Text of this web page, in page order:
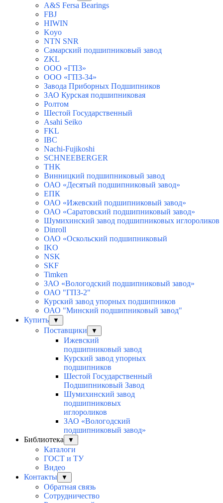
A&S Fersa Bearings
FBJ
HIWIN
Koyo
NTN SNR
Самарский подшипниковый завод
ZKL
ООО «ГПЗ»
ООО «ГПЗ-34»
Завода Приборных Подшипников
ЗАО Курская подшипниковая
Ролтом
Шестой Государственный
Asahi Seiko
FKL
IBC
Nachi-Fujikoshi
SCHNEEBERGER
THK
Винницкий подшипниковый завод
ОАО «Десятый подшипниковый завод»
ЕПК
ОАО «Ижевский подшипниковый завод»
ОАО «Саратовский подшипниковый завод»
Шумихинский завод подшипниковых иглороликов
Dinroll
ОАО «Оскольский подшипниковый
IKO
NSK
SKF
Timken
ЗАО «Вологодский подшипниковый завод»
ОАО "ГПЗ-2"
Курский завод упорных подшипников
ОАО "Минский подшипниковый завод"
Купить
▼
Поставщики ▼
Ижевский
подшипниковый завод
Курский завод упорных
подшипников
Шестой Государственный
Подшипниковый Завод
Шумихинский завод
подшипниковых
иглороликов
ЗАО «Вологодский
подшипниковый завод»
Библиотека
▼
Каталоги
ГОСТ и ТУ
Видео
Контакты
▼
Обратная связь
Сотрудничество